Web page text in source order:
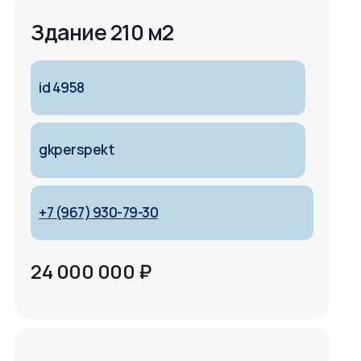
Здание 210 м2
id 4958
gkperspekt
+7 (967) 930-79-30
24 000 000 ₽